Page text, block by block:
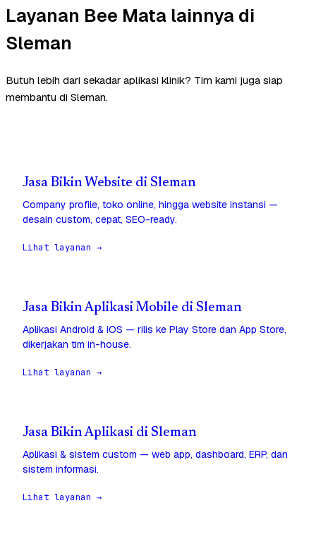
Layanan Bee Mata lainnya di
Sleman
Butuh lebih dari sekadar aplikasi klinik? Tim kami juga siap
membantu di Sleman.
Jasa Bikin Website di Sleman
Company profile, toko online, hingga website instansi —
desain custom, cepat, SEO-ready.
Lihat layanan →
Jasa Bikin Aplikasi Mobile di Sleman
Aplikasi Android & iOS — rilis ke Play Store dan App Store,
dikerjakan tim in-house.
Lihat layanan →
Jasa Bikin Aplikasi di Sleman
Aplikasi & sistem custom — web app, dashboard, ERP, dan
sistem informasi.
Lihat layanan →